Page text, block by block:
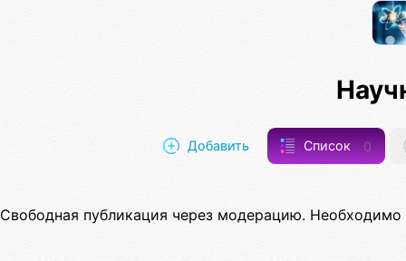
Добавить Список 0
Свободная публикация через модерацию.